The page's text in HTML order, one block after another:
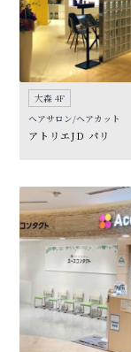
大森 4F
ヘアサロン/ヘアカット
アトリエJD パリ